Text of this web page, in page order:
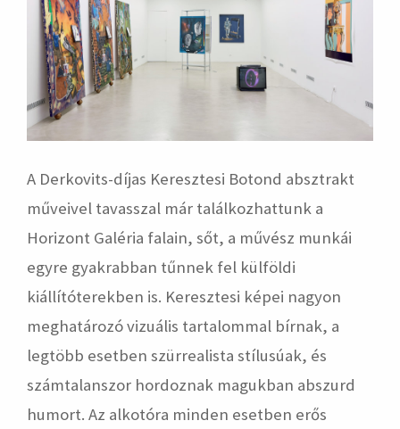
A Derkovits-díjas Keresztesi Botond absztrakt
műveivel tavasszal már találkozhattunk a
Horizont Galéria falain, sőt, a művész munkái
egyre gyakrabban tűnnek fel külföldi
kiállítóterekben is. Keresztesi képei nagyon
meghatározó vizuális tartalommal bírnak, a
legtöbb esetben szürrealista stílusúak, és
számtalanszor hordoznak magukban abszurd
humort. Az alkotóra minden esetben erős